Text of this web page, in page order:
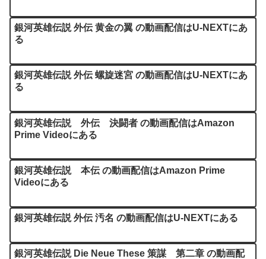
銀河英雄伝説 外伝 黄金の翼 の動画配信はU-NEXTにあ
る
銀河英雄伝説 外伝 螺旋迷宮 の動画配信はU-NEXTにあ
る
銀河英雄伝説 外伝 決闘者 の動画配信はAmazon
Prime Videoにある
銀河英雄伝説 本伝 の動画配信はAmazon Prime
Videoにある
銀河英雄伝説 外伝 汚名 の動画配信はU-NEXTにある
銀河英雄伝説 Die Neue These 策謀 第二章 の動画配